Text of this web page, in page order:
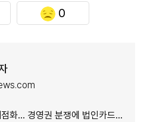
0
권 분쟁에 법인카드 의혹까지 '악재 지속'